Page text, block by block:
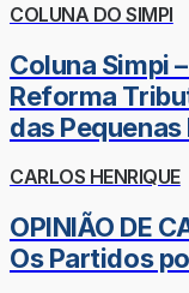
COLUNA DO SIMPI
Coluna Simpi
Reforma
das
CARLOS HENRIQUE
OPINIÃO DE
Os Partidos